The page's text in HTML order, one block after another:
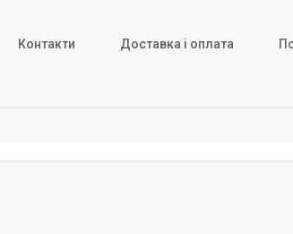
Контакти Доставка і оплата